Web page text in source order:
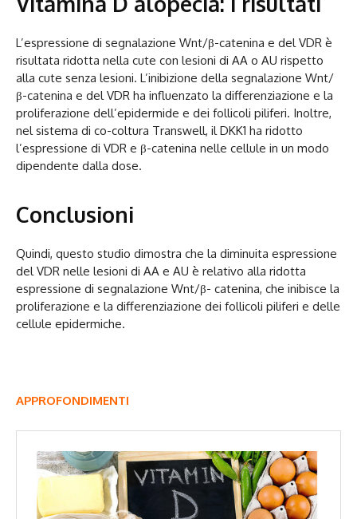
L’espressione di segnalazione Wnt/β-catenina e del VDR è
risultata ridotta nella cute con lesioni di AA o AU rispetto
alla cute senza lesioni. L’inibizione della segnalazione Wnt/
β-catenina e del VDR ha influenzato la differenziazione e la
proliferazione dell’epidermide e dei follicoli piliferi. Inoltre,
nel sistema di co-coltura Transwell, il DKK1 ha ridotto
l’espressione di VDR e β-catenina nelle cellule in un modo
dipendente dalla dose.
Conclusioni
Quindi, questo studio dimostra che la diminuita espressione
del VDR nelle lesioni di AA e AU è relativo alla ridotta
espressione di segnalazione Wnt/β- catenina, che inibisce la
proliferazione e la differenziazione dei follicoli piliferi e delle
cellule epidermiche.
APPROFONDIMENTI